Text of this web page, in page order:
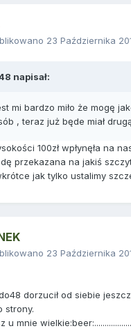
23 Października
napisał:
mi bardzo miło że mogę
, teraz już będe miał
100zł wpłynęła na
przekazana na jakiś
jak tylko ustalimy
23 Października
dorzucił od siebie
strony.
mnie